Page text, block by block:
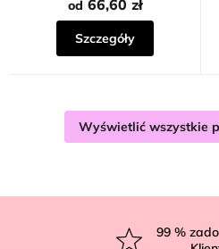
od 66,60 zł
Szczegóły
Wyświetlić wszystkie
99 %